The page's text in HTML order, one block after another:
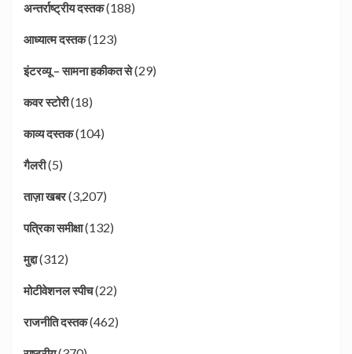
अन्तर्राष्ट्रीय दस्तक(188)
आध्यात्म दस्तक(123)
इंटरव्यू – सामना हकीकत से(29)
कवर स्टोरी(18)
काव्य दस्तक(104)
गैलरी(5)
ताज़ा खबर(3,207)
पत्रिका समीक्षा(132)
मुद्दा(312)
मोटीवेशनल स्पीच(22)
राजनीति दस्तक(462)